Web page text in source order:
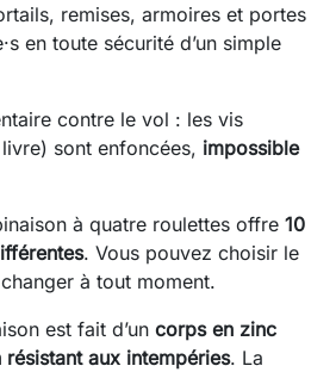
remises, armoires et portes
en toute sécurité d’un simple
contre le vol : les vis
sont enfoncées, impossible
à quatre roulettes offre 10
. Vous pouvez choisir le
à tout moment.
est fait d’un corps en zinc
aux intempéries. La